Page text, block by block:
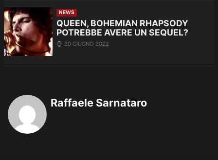
NEWS
QUEEN, BOHEMIAN RHAPSODY
POTREBBE AVERE UN SEQUEL?
20 GIUGNO 2022
Raffaele Sarnataro